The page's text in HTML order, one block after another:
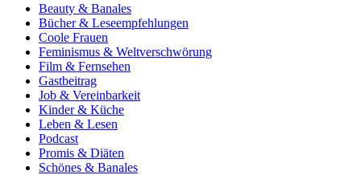
Beauty & Banales
Bücher & Leseempfehlungen
Coole Frauen
Feminismus & Weltverschwörung
Film & Fernsehen
Gastbeitrag
Job & Vereinbarkeit
Kinder & Küche
Leben & Lesen
Podcast
Promis & Diäten
Schönes & Banales